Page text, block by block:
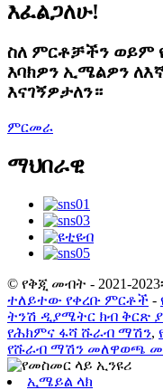
እፈልጋለሁ!
ስለ ምርቶቻችን ወይም
እባክዎን ኢሜልዎን
እናገኝዎታለን።
ምርመራ
ማህበራዊ
© የቅጂ መብት - 2021-
ተለይተው የቀረቡ ምርቶች -
ትንሽ ዲያሜትር ክብ ቅርጽ
የሕክምና ፋሻ ሹራብ ማሽን,
የሹራብ ማሽን መለዋወጫ
ኢሜይል ላክ